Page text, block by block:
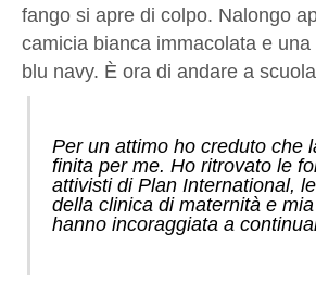
fango si apre di colpo. Nalongo
camicia bianca immacolata e
blu navy. È ora di andare a
Per un attimo ho creduto che
finita per me. Ho ritrovato le
attivisti di Plan International,
della clinica di maternità e
hanno incoraggiata a